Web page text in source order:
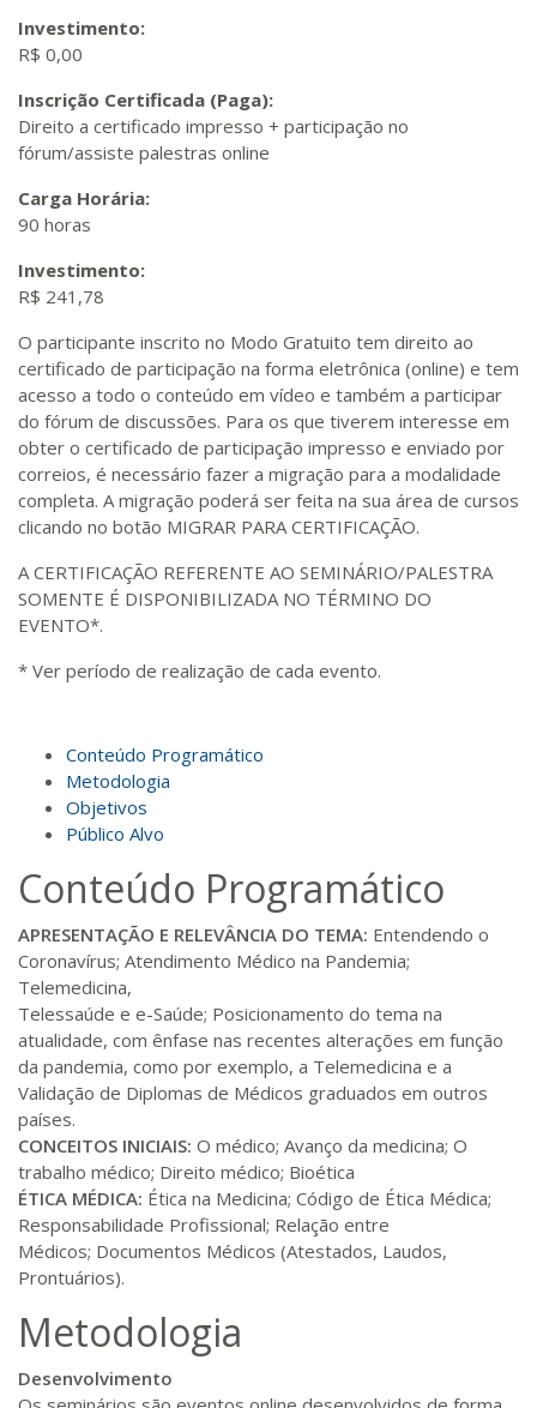
Investimento:
R$ 0,00
Inscrição Certificada (Paga):
Direito a certificado impresso + participação no
fórum/assiste palestras online
Carga Horária:
90 horas
Investimento:
R$ 241,78
O participante inscrito no Modo Gratuito tem direito ao
certificado de participação na forma eletrônica (online) e tem
acesso a todo o conteúdo em vídeo e também a participar
do fórum de discussões. Para os que tiverem interesse em
obter o certificado de participação impresso e enviado por
correios, é necessário fazer a migração para a modalidade
completa. A migração poderá ser feita na sua área de cursos
clicando no botão MIGRAR PARA CERTIFICAÇÃO.
A CERTIFICAÇÃO REFERENTE AO SEMINÁRIO/PALESTRA
SOMENTE É DISPONIBILIZADA NO TÉRMINO DO
EVENTO*.
* Ver período de realização de cada evento.
Conteúdo Programático
Metodologia
Objetivos
Público Alvo
Conteúdo Programático
APRESENTAÇÃO E RELEVÂNCIA DO TEMA: Entendendo o
Coronavírus; Atendimento Médico na Pandemia;
Telemedicina,
Telessaúde e e-Saúde; Posicionamento do tema na
atualidade, com ênfase nas recentes alterações em função
da pandemia, como por exemplo, a Telemedicina e a
Validação de Diplomas de Médicos graduados em outros
países.
CONCEITOS INICIAIS: O médico; Avanço da medicina; O
trabalho médico; Direito médico; Bioética
ÉTICA MÉDICA: Ética na Medicina; Código de Ética Médica;
Responsabilidade Profissional; Relação entre
Médicos; Documentos Médicos (Atestados, Laudos,
Prontuários).
Metodologia
Desenvolvimento